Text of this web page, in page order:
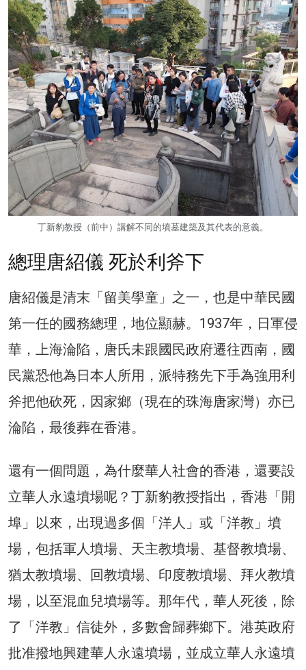
丁新豹教授（前中）講解不同的墳墓建築及其代表的意義。
總理唐紹儀 死於利斧下
唐紹儀是清末「留美學童」之一，也是中華民國
第一任的國務總理，地位顯赫。1937年，日軍侵
華，上海淪陷，唐氏未跟國民政府遷往西南，國
民黨恐他為日本人所用，派特務先下手為強用利
斧把他砍死，因家鄉（現在的珠海唐家灣）亦已
淪陷，最後葬在香港。
還有一個問題，為什麼華人社會的香港，還要設
立華人永遠墳場呢？丁新豹教授指出，香港「開
埠」以來，出現過多個「洋人」或「洋教」墳
場，包括軍人墳場、天主教墳場、基督教墳場、
猶太教墳場、回教墳場、印度教墳場、拜火教墳
場，以至混血兒墳場等。那年代，華人死後，除
了「洋教」信徒外，多數會歸葬鄉下。港英政府
批准撥地興建華人永遠墳場，並成立華人永遠墳